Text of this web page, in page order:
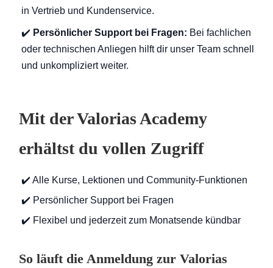
in Vertrieb und Kundenservice.
✔️ Persönlicher Support bei Fragen: Bei fachlichen
oder technischen Anliegen hilft dir unser Team schnell
und unkompliziert weiter.
Mit der Valorias Academy
erhältst du vollen Zugriff
✔️ Alle Kurse, Lektionen und Community-Funktionen
✔️ Persönlicher Support bei Fragen
✔️ Flexibel und jederzeit zum Monatsende kündbar
So läuft die Anmeldung zur Valorias